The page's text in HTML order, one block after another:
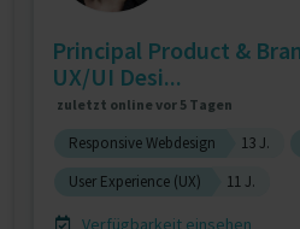
Principal Product &
UX/UI Desi...
zuletzt online vor 5 Tagen
Responsive Webdesign 13 J.
User Experience (UX)
11 J.
Verfügbarkeit einsehen